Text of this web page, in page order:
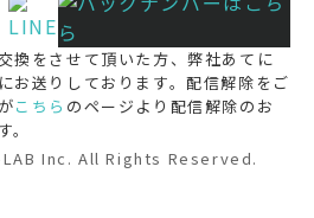
換をさせて頂いた方、弊社あてに
お送りしております。配信解除をご
こちら のページより配信解除のお
Inc. All Rights Reserved.